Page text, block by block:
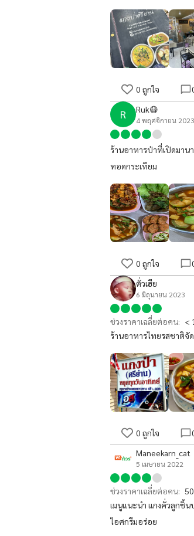
0 ถูกใจ
R Ruk😷
4 พฤศจิกายน 2023
ร้านอาหารป่าที่เปิดมาน
ทอดกระเทียม
0 ถูกใจ
ตั่วเฮีย
6 มิถุนายน 2023
ช่วงราคาเฉลี่ยต่อคน: <
ร้านอาหารไทยรสชาติจั
0 ถูกใจ
Maneekarn_cat
5 เมษายน 2022
ช่วงราคาเฉลี่ยต่อคน:
เมนูแนะนำ แกงคั่วลูกชิ้น
ไอศกรีมอร่อย